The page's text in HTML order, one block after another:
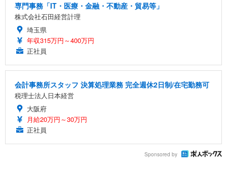
専門事務「IT・医療・金融・不動産・貿易等」
株式会社石田経営計理
埼玉県
年収315万円～400万円
正社員
会計事務所スタッフ 決算処理業務 完全週休2日制/在宅勤務可
税理士法人日本経営
大阪府
月給20万円～30万円
正社員
Sponsored by